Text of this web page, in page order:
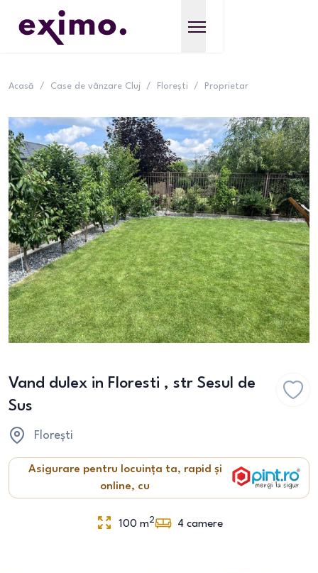
Acasă / Case de vânzare Cluj / Florești / Proprietar
Vand dulex in Floresti , str Sesul de
Sus
Florești
Asigurare pentru locuința ta, rapid și
online, cu
100 m2 4 camere